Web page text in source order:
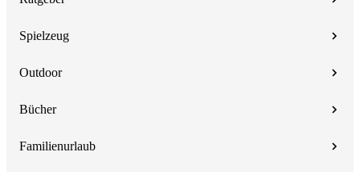
Spielzeug
Outdoor
Bücher
Familienurlaub